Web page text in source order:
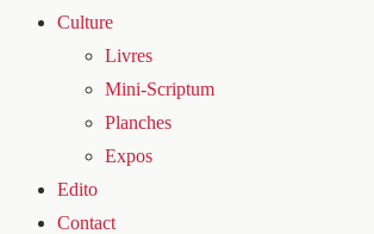
Culture
Livres
Mini-Scriptum
Planches
Expos
Edito
Contact